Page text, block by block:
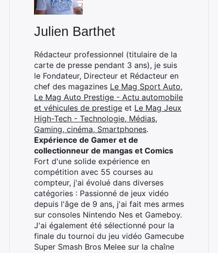
Julien Barthet
Rédacteur professionnel (titulaire de la
carte de presse pendant 3 ans), je suis
le Fondateur, Directeur et Rédacteur en
chef des magazines Le Mag Sport Auto,
Le Mag Auto Prestige - Actu automobile
et véhicules de prestige et Le Mag Jeux
High-Tech - Technologie, Médias,
Gaming, cinéma, Smartphones.
Expérience de Gamer et de
collectionneur de mangas et Comics
Fort d'une solide expérience en
compétition avec 55 courses au
compteur, j'ai évolué dans diverses
catégories : Passionné de jeux vidéo
depuis l'âge de 9 ans, j'ai fait mes armes
sur consoles Nintendo Nes et Gameboy.
J'ai également été sélectionné pour la
finale du tournoi du jeu vidéo Gamecube
Super Smash Bros Melee sur la chaîne